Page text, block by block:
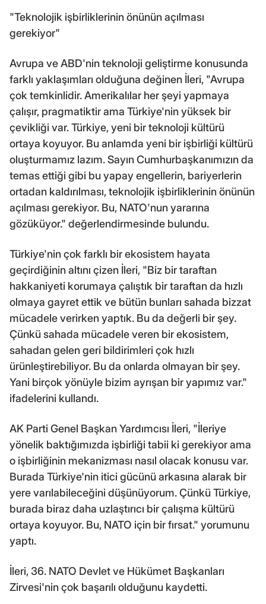
"Teknolojik işbirliklerinin önünün açılması
gerekiyor"
Avrupa ve ABD'nin teknoloji geliştirme konusunda
farklı yaklaşımları olduğuna değinen İleri, "Avrupa
çok temkinlidir. Amerikalılar her şeyi yapmaya
çalışır, pragmatiktir ama Türkiye'nin yüksek bir
çevikliği var. Türkiye, yeni bir teknoloji kültürü
ortaya koyuyor. Bu anlamda yeni bir işbirliği kültürü
oluşturmamız lazım. Sayın Cumhurbaşkanımızın da
temas ettiği gibi bu yapay engellerin, bariyerlerin
ortadan kaldırılması, teknolojik işbirliklerinin önünün
açılması gerekiyor. Bu, NATO'nun yararına
gözüküyor." değerlendirmesinde bulundu.
Türkiye'nin çok farklı bir ekosistem hayata
geçirdiğinin altını çizen İleri, "Biz bir taraftan
hakkaniyeti korumaya çalıştık bir taraftan da hızlı
olmaya gayret ettik ve bütün bunları sahada bizzat
mücadele verirken yaptık. Bu da değerli bir şey.
Çünkü sahada mücadele veren bir ekosistem,
sahadan gelen geri bildirimleri çok hızlı
ürünleştirebiliyor. Bu da onlarda olmayan bir şey.
Yani birçok yönüyle bizim ayrışan bir yapımız var."
ifadelerini kullandı.
AK Parti Genel Başkan Yardımcısı İleri, "İleriye
yönelik baktığımızda işbirliği tabii ki gerekiyor ama
o işbirliğinin mekanizması nasıl olacak konusu var.
Burada Türkiye'nin itici gücünü arkasına alarak bir
yere varılabileceğini düşünüyorum. Çünkü Türkiye,
burada biraz daha uzlaştırıcı bir çalışma kültürü
ortaya koyuyor. Bu, NATO için bir fırsat." yorumunu
yaptı.
İleri, 36. NATO Devlet ve Hükümet Başkanları
Zirvesi'nin çok başarılı olduğunu kaydetti.